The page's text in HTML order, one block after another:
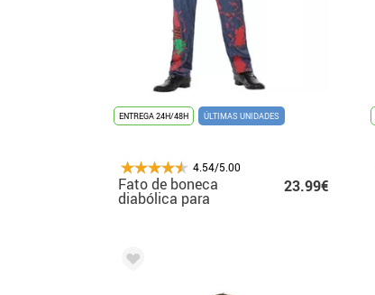
ENTREGA 24H/48H ÚLTIMAS UNIDADES
4.54/5.00
Fato de boneca
diabólica para
23.99€